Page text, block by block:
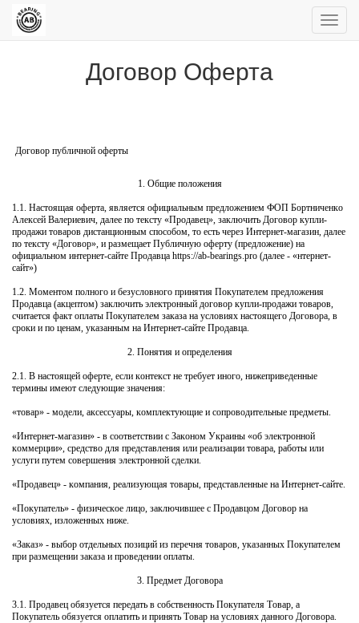
Договор Оферта
Договор публичной оферты
1. Общие положения
1.1. Настоящая оферта, является официальным предложением ФОП Бортниченко
Алексей Валериевич, далее по тексту «Продавец», заключить Договор купли-
продажи товаров дистанционным способом, то есть через Интернет-магазин, далее
по тексту «Договор», и размещает Публичную оферту (предложение) на
официальном интернет-сайте Продавца https://ab-bearings.pro (далее - «нтернет-
сайт»)
1.2. Моментом полного и безусловного принятия Покупателем предложения
Продавца (акцептом) заключить электронный договор купли-продажи товаров,
считается факт оплаты Покупателем заказа на условиях настоящего Договора, в
сроки и по ценам, указанным на Интернет-сайте Продавца.
2. Понятия и определения
2.1. В настоящей оферте, если контекст не требует иного, нижеприведенные
термины имеют следующие значения:
«товар» - модели, аксессуары, комплектующие и сопроводительные предметы.
«Интернет-магазин» - в соответствии с Законом Украины «об электронной
коммерции», средство для представления или реализации товара, работы или
услуги путем совершения электронной сделки.
«Продавец» - компания, реализующая товары, представленные на Интернет-сайте.
«Покупатель» - физическое лицо, заключившее с Продавцом Договор на
условиях, изложенных ниже.
«Заказ» - выбор отдельных позиций из перечня товаров, указанных Покупателем
при размещении заказа и проведении оплаты.
3. Предмет Договора
3.1. Продавец обязуется передать в собственность Покупателя Товар, а
Покупатель обязуется оплатить и принять Товар на условиях данного Договора.